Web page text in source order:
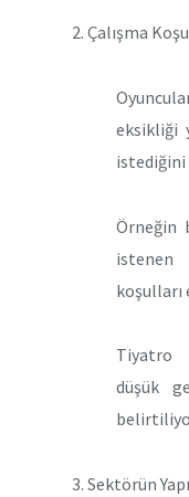
2. Çalışma
eksikliği
istediğini
Örneğin
Tiyatro
düşük
3. Sektörün